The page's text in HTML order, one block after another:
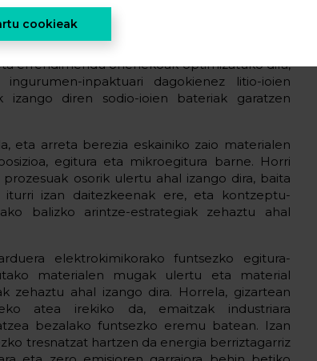
eta optimizatzea helburu duen
errendimendu onenekoak optimizatuko dira,
inpaktuari dagokienez litio-ioien
izango diren sodio-ioien bateriak garatzen
eta arreta berezia eskainiko zaio materialen
egitura eta mikroegitura barne. Horri
osorik ulertu ahal izango dira, baita
iturri izan daitezkeenak ere, eta kontzeptu-
balizko arintze-estrategiak zehaztu ahal
elektrokimikorako funtsezko egitura-
materialen mugak ulertu eta material
zehaztu ahal izango dira. Horrela, gizartean
atea irekiko da, emaitzak industriara
bezalako funtsezko eremu batean. Izan
tresnatzat hartzen da energia berriztagarriz
cookieak